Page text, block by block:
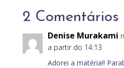
2 Comentários
Denise Murakami
a partir do 14:13
Adorei a matéria!!